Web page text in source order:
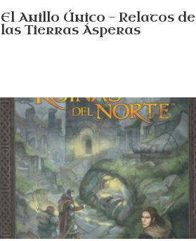
El Anillo Único – Relatos de
las Tierras Ásperas